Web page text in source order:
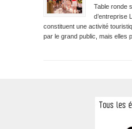
Table ronde
d’entreprise
constituent une activité
par le grand public, mais elles